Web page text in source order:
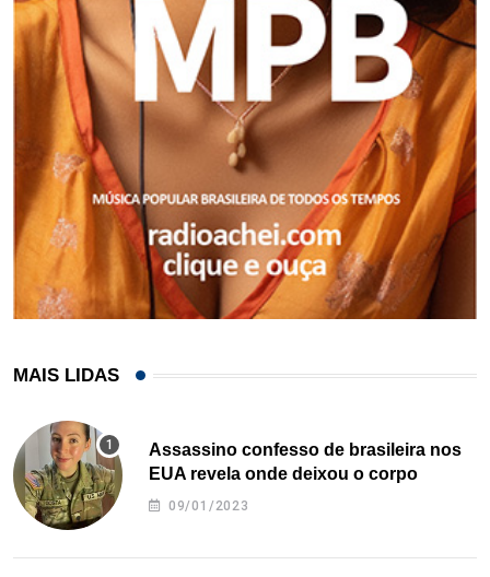
MAIS LIDAS
Assassino confesso de brasileira nos
EUA revela onde deixou o corpo
09/01/2023